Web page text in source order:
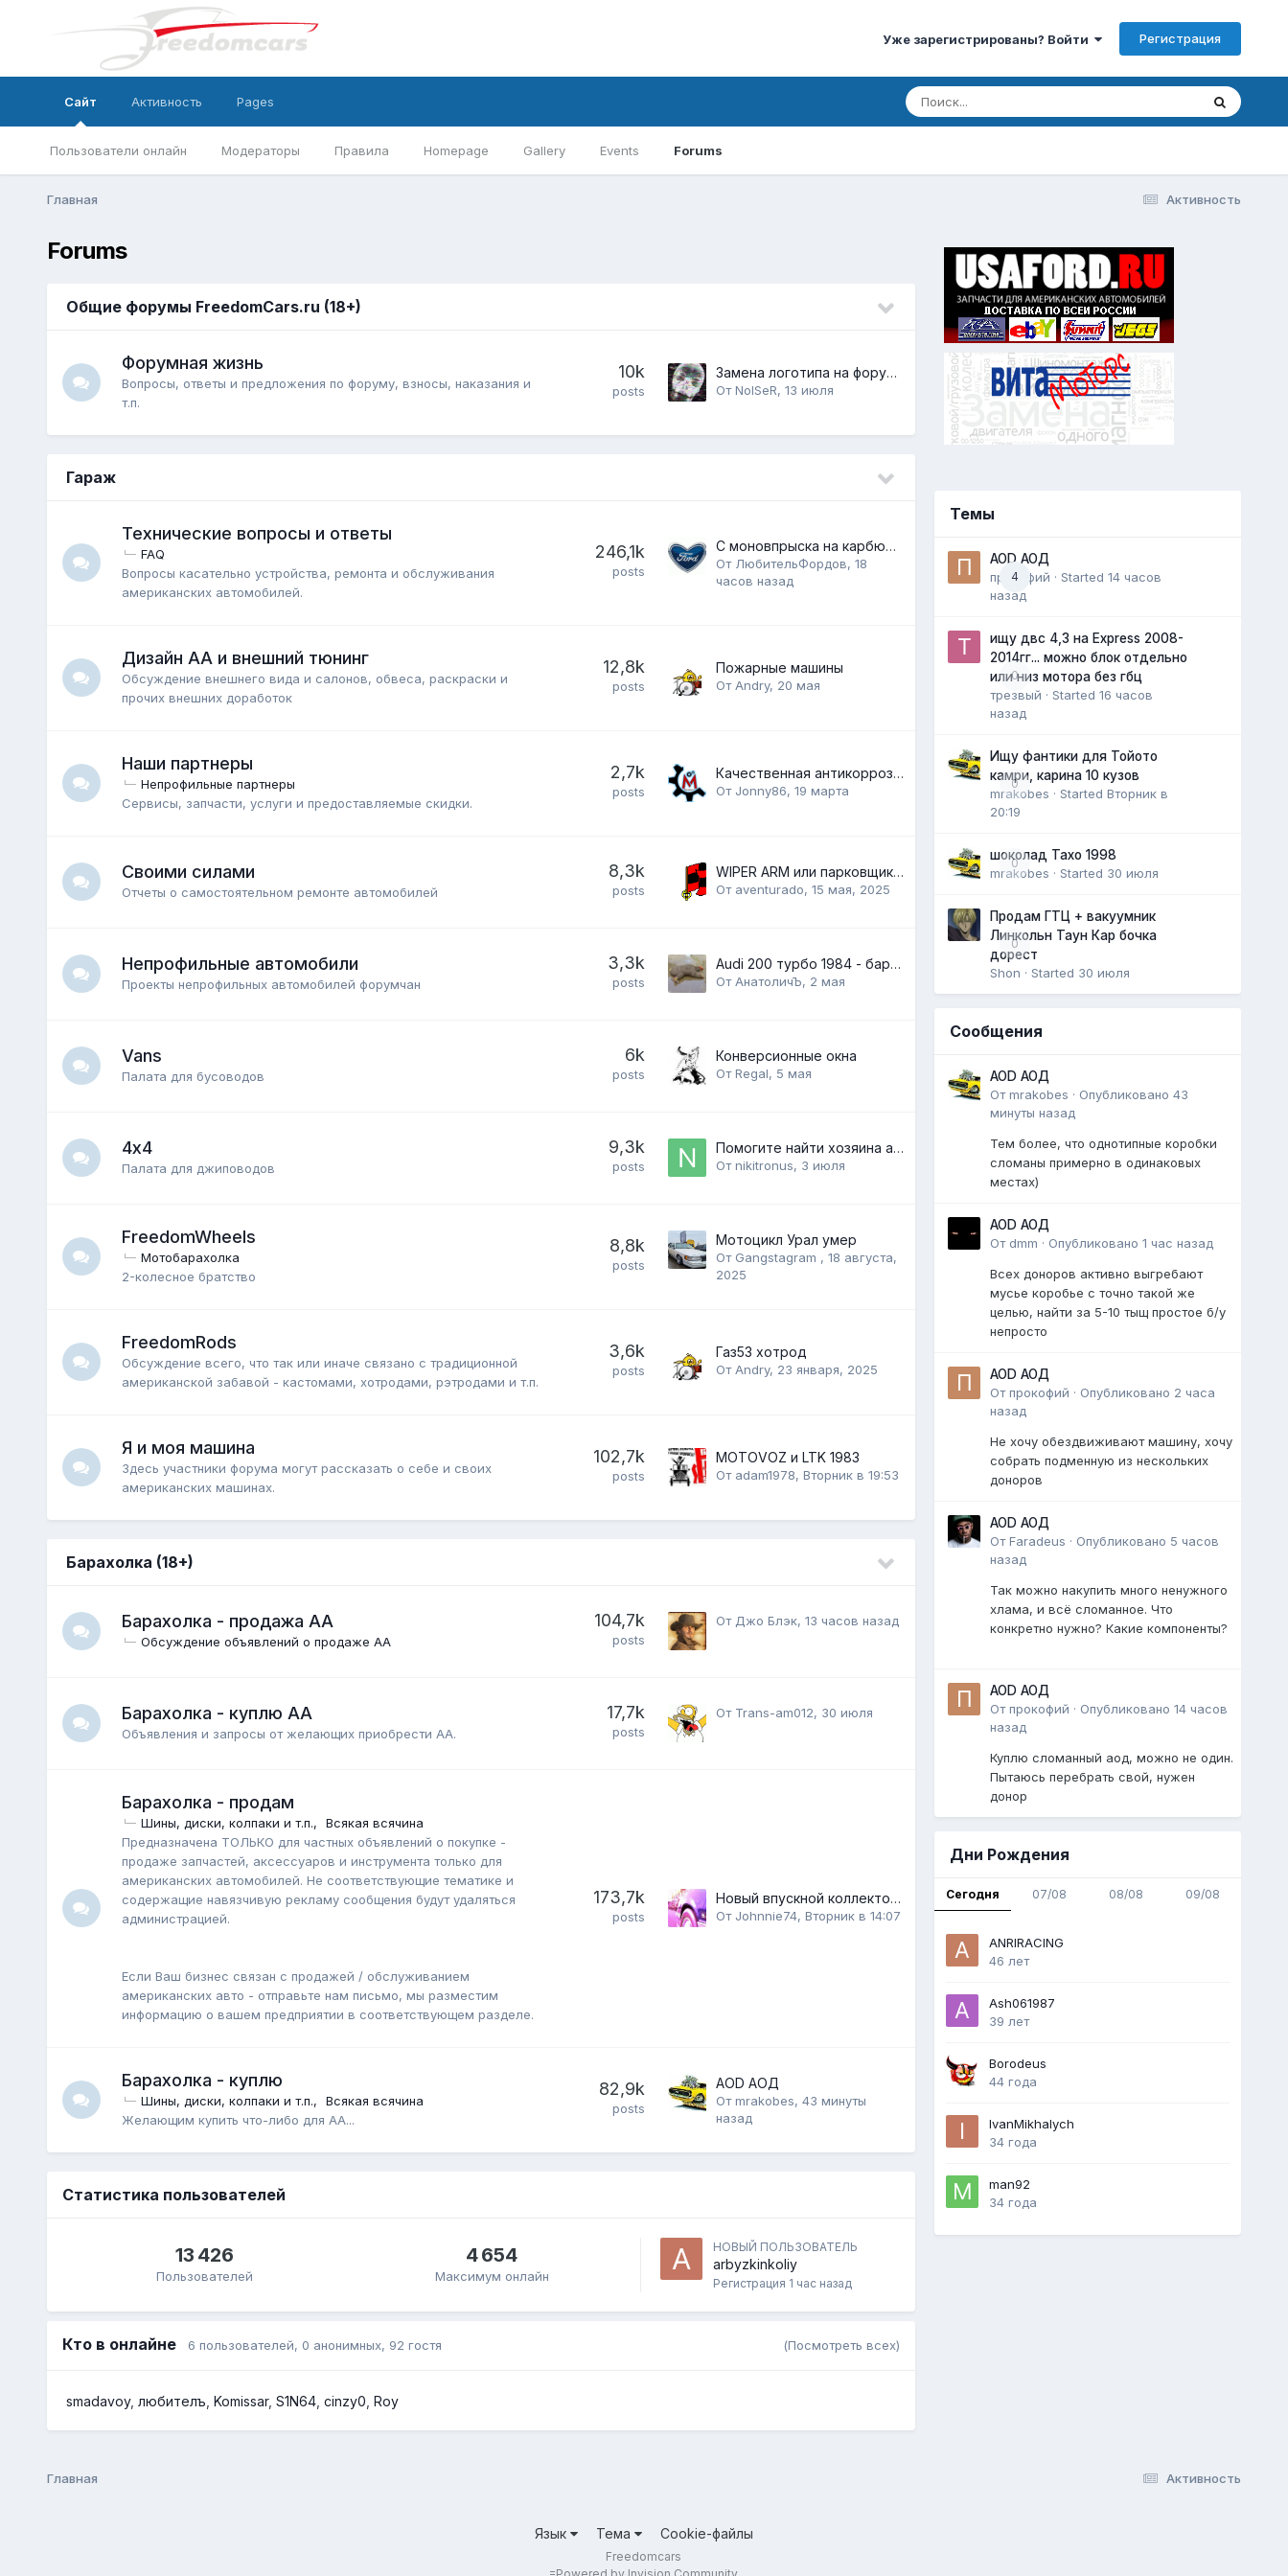
Уже зарегистрированы? Войти Регистрация
Сайт
Пользователи онлайн Модераторы Правила Homepage Gallery Events Forums
Активность Pages
Активность
Главная
Forums
Общие форумы FreedomCars.ru (18+)
Форумная жизнь
Вопросы, ответы и предложения по форуму, взносы, наказания и
т.п.
10k
posts
Замена логотипа на форуме в соответствии с законом 168-ФЗ
ОтNoISeR, 13 июля
Гараж
Технические вопросы и ответы
FAQ
Вопросы касательно устройства, ремонта и обслуживания
американских автомобилей.
246,1k
posts
С моновпрыска на карбюратор. Ford 302.
От ЛюбительФордов, 18
часов назад
Дизайн АА и внешний тюнинг
Обсуждение внешнего вида и салонов, обвеса, раскраски и
прочих внешних доработок
12,8k
posts
Пожарные машины
От Andry, 20 мая
Наши партнеры
Непрофильные партнеры
Сервисы, запчасти, услуги и предоставляемые скидки.
2,7k
posts
Качественная антикоррозийная обработка автомобилей.
От Jonny86, 19 марта
Своими силами
Отчеты о самостоятельном ремонте автомобилей
8,3k
posts
WIPER ARM или парковщик стеклоочистителей
От aventurado, 15 мая, 2025
Непрофильные автомобили
Проекты непрофильных автомобилей форумчан
3,3k
posts
Audi 200 турбо 1984 - барнфайнд
От АнатоличЪ, 2 мая
Vans
Палата для бусоводов
6k
posts
Конверсионные окна
ОтRegal, 5 мая
4х4
Палата для джиповодов
9,3k
posts
Помогите найти хозяина авто
Отnikitronus, 3 июля
FreedomWheels
Мотобарахолка
2-колесное братство
8,8k
posts
Мотоцикл Урал умер
От Gangstagram , 18 августа,
2025
FreedomRods
Обсуждение всего, что так или иначе связано с традиционной
американской забавой - кастомами, хотродами, рэтродами и т.п.
3,6k
posts
Газ53 хотрод
От Andry, 23 января, 2025
Я и моя машина
Здесь участники форума могут рассказать о себе и своих
американских машинах.
102,7k
posts
MOTOVOZ и LTK 1983
От adam1978, Вторник в 19:53
Барахолка (18+)
Барахолка - продажа АА
Обсуждение объявлений о продаже АА
104,7k
posts
От Джо Блэк, 13 часов назад
Барахолка - куплю АА
Объявления и запросы от желающих приобрести АА.
17,7k
posts
От Trans-am012, 30 июля
Барахолка - продам
Шины, диски, колпаки и т.п.
Всякая всячина
Предназначена ТОЛЬКО для частных объявлений о покупке -
продаже запчастей, аксессуаров и инструмента только для
американских автомобилей. Не соответствующие тематике и
содержащие навязчивую рекламу сообщения будут удаляться
администрацией.
Если Ваш бизнес связан с продажей / обслуживанием
американских авто - отправьте нам письмо, мы разместим
информацию о вашем предприятии в соответствующем разделе.
173,7k
posts
Новый впускной коллектор Edelbrock Performer 302 Ford 1972-85
От Johnnie74, Вторник в 14:07
Барахолка - куплю
Шины, диски, колпаки и т.п.
Всякая всячина
Желающим купить что-либо для АА...
82,9k
posts
AOD АОД
Отmrakobes, 43 минуты
назад
Статистика пользователей
13 426
Пользователей
4 654
Максимум онлайн
НОВЫЙ ПОЛЬЗОВАТЕЛЬ
arbyzkinkoliy
Регистрация 1 час назад
Кто в онлайне 6 пользователей, 0 анонимных, 92 гостя (Посмотреть всех)
smadavoy любителъ Komissar S1N64 cinzy0 Roy
Темы
4
AOD АОД
прокофий · Started 14 часов
назад
0
ищу двс 4,3 на Express 2008-
2014гг... можно блок отдельно
или низ мотора без гбц
трезвый · Started 16 часов
назад
0
Ищу фантики для Тойото
камри, карина 10 кузов
mrakobes · Started Вторник в
20:19
0
шоколад Тахо 1998
mrakobes · Started 30 июля
0
Продам ГТЦ + вакуумник
Линкольн Таун Кар бочка
дорест
Shon · Started 30 июля
Сообщения
AOD АОД
Отmrakobes · Опубликовано 43
минуты назад
Тем более, что однотипные коробки
сломаны примерно в одинаковых
местах)
AOD АОД
От dmm · Опубликовано 1 час назад
Всех доноров активно выгребают
мусье коробье с точно такой же
целью, найти за 5-10 тыщ простое б/у
непросто
AOD АОД
Отпрокофий · Опубликовано 2 часа
назад
Не хочу обездвиживают машину, хочу
собрать подменную из нескольких
доноров
AOD АОД
ОтFaradeus · Опубликовано 5 часов
назад
Так можно накупить много ненужного
хлама, и всё сломанное. Что
конкретно нужно? Какие компоненты?
AOD АОД
Отпрокофий · Опубликовано 14 часов
назад
Куплю сломанный аод, можно не один.
Пытаюсь перебрать свой, нужен
донор
Дни Рождения
Сегодня 07/08 08/08 09/08
ANRIRACING
46 лет
Ash061987
39 лет
Borodeus
44 года
IvanMikhalych
34 года
man92
34 года
Активность
Главная
Язык Тема Cookie-файлы
Freedomcars